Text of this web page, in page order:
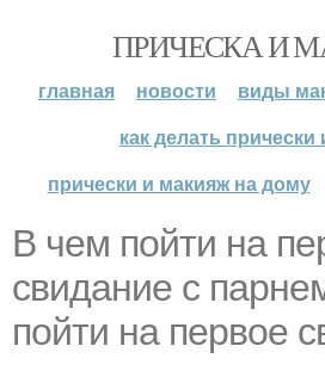
ПРИЧЕСКА И
главная новости
виды
как делать
прически и макияж на дому
В чем пойти на
свидание с
пойти на первое